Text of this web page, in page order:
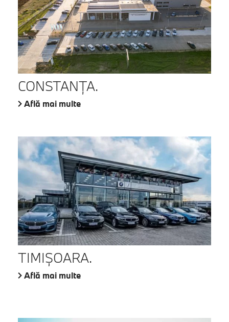
CONSTANŢA.
Află mai multe
TIMIŞOARA.
Află mai multe